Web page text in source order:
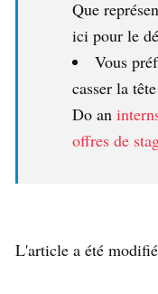
Que
ici pour le
Vous
casser la
Do an
offres de
L'article a été